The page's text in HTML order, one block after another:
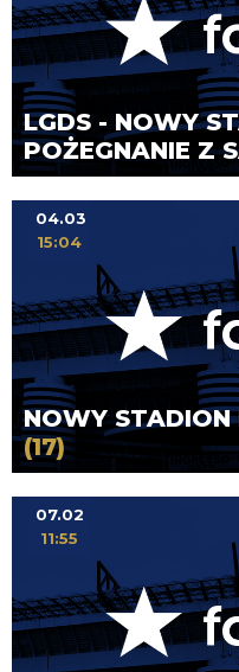
LGDS - NOWY
POŻEGNANIE Z
NOWY STADION
(17)
04.03
15:04
07.02
11:55